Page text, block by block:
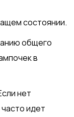
состоянии.
общего
в
нет
идет